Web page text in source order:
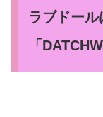
ラブドー
「